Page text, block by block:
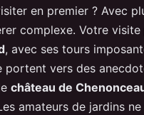
en premier ? Avec
complexe. Votre
, avec ses tours
portent vers des
château de
amateurs de jardins